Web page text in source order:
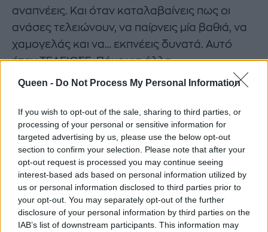
Queen - Do Not Process My Personal Information
If you wish to opt-out of the sale, sharing to third parties, or
processing of your personal or sensitive information for
targeted advertising by us, please use the below opt-out
section to confirm your selection. Please note that after your
opt-out request is processed you may continue seeing
interest-based ads based on personal information utilized by
us or personal information disclosed to third parties prior to
your opt-out. You may separately opt-out of the further
disclosure of your personal information by third parties on the
IAB’s list of downstream participants. This information may
αναπνέεις. Και όταν καταλαβαίνεις πως οι
ανάσες τελειώνουν, να παίρνεις μία βαθιά, να
χαμογελάς και να… εκπνέεις δυνατά. Αυτό
ήταν ΤΕΛΕΙΩΣΕ. Πάμε για άλλα.
Και τι έγινε που δεν ένιωσε όσα εσύ; Και εν
κάτι που δεν μπορεί να εκτιμήσει όλα αυτά
που νιώθεις; Το ξέρω πολύ καλά πως στη
θεωρία όλα ακούγονται απλά. Ένα κλικ είναι
στο μυαλό σου μέχρι να καταλάβεις πως είναι
τόσο άδικο για εσένα να αγαπάς και να
προσπαθείς για κάποιον φέρνοντας τον ίδιο
σου τον εαυτό σε δεύτερη θέση. Προσπαθείς